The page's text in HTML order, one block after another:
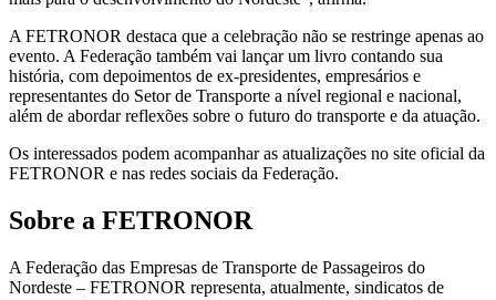
A FETRONOR destaca que a celebração não se restringe apenas ao
evento. A Federação também vai lançar um livro contando sua
história, com depoimentos de ex-presidentes, empresários e
representantes do Setor de Transporte a nível regional e nacional,
além de abordar reflexões sobre o futuro do transporte e da atuação.
Os interessados podem acompanhar as atualizações no site oficial da
FETRONOR e nas redes sociais da Federação.
Sobre a FETRONOR
A Federação das Empresas de Transporte de Passageiros do
Nordeste – FETRONOR representa, atualmente, sindicatos de